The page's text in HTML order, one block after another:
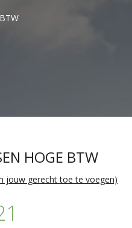
HOGE BTW
jouw gerecht toe te voegen)